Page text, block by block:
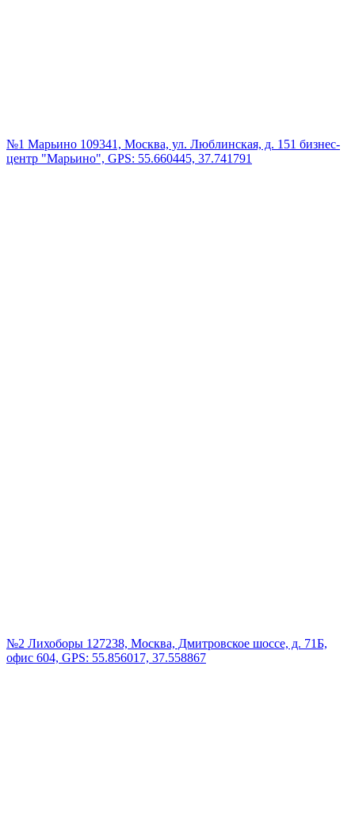
№1 Марьино 109341, Москва, ул. Люблинская, д. 151 бизнес-
центр "Марьино", GPS: 55.660445, 37.741791
№2 Лихоборы 127238, Москва, Дмитровское шоссе, д. 71Б,
офис 604, GPS: 55.856017, 37.558867